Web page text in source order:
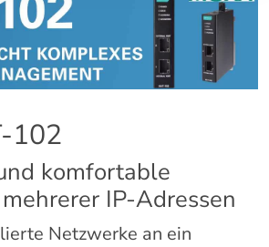
102
komfortable
IP-Adressen
Netzwerke an ein